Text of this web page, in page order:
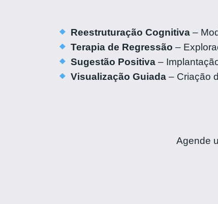
Reestruturação Cognitiva–
Terapia de Regressão –
Sugestão Positiva–
Visualização Guiada– Criação
Agende